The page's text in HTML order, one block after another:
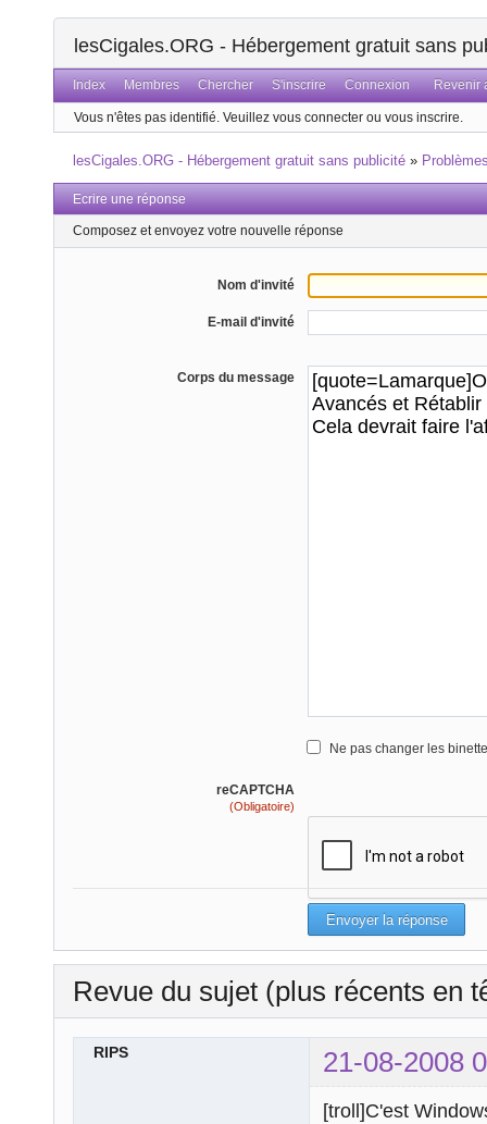
lesCigales.ORG - Hébergement gratuit sans
Index Membres Chercher S'inscrire Connexion Revenir
Vous n'êtes pas identifié. Veuillez vous connecter ou vous inscrire.
lesCigales.ORG - Hébergement gratuit sans publicité »
Ecrire une réponse
Composez et envoyez votre nouvelle réponse
Nom d'invité
E-mail d'invité
Corps du message
Ne pas changer les
reCAPTCHA
(Obligatoire)
Revue du sujet (plus récents en
RIPS 21-08-2008
[troll]C'est